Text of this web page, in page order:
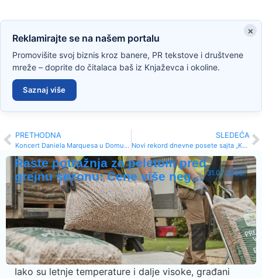
×
Reklamirajte se na našem portalu
Promovišite svoj biznis kroz banere, PR tekstove i društvene
mreže – doprite do čitalaca baš iz Knjaževca i okoline.
Saznaj više
PRETHODNA
Koncert Daniela Marquesa u Domu kulture
SLEDEĆA
Novi rekord dnevne posete sajta „Knjaževačke novine“
31.07.2026.
Raste potražnja za peletom pred
grejnu sezonu: Cene više neg…
Iako su letnje temperature i dalje visoke, građani